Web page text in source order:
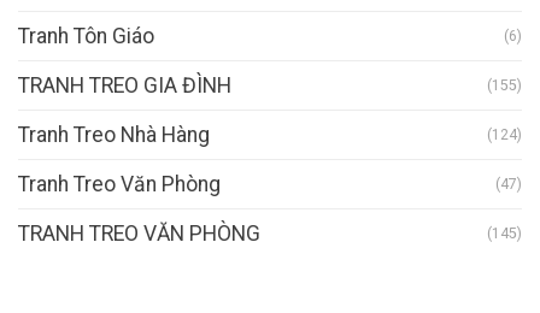
Tranh Tôn Giáo (6)
TRANH TREO GIA ĐÌNH (155)
Tranh Treo Nhà Hàng (124)
Tranh Treo Văn Phòng (47)
TRANH TREO VĂN PHÒNG (145)